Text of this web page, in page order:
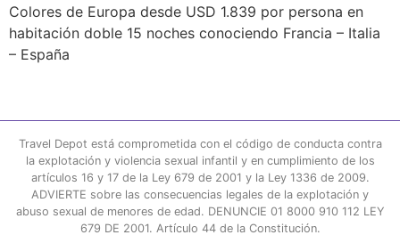
Colores de Europa desde USD 1.839 por persona en
habitación doble 15 noches conociendo Francia – Italia
– España
Travel Depot está comprometida con el código de conducta contra
la explotación y violencia sexual infantil y en cumplimiento de los
artículos 16 y 17 de la Ley 679 de 2001 y la Ley 1336 de 2009.
ADVIERTE sobre las consecuencias legales de la explotación y
abuso sexual de menores de edad. DENUNCIE 01 8000 910 112 LEY
679 DE 2001. Artículo 44 de la Constitución.